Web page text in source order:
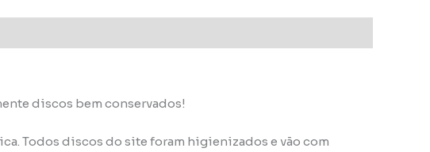
discos bem conservados!
Todos discos do site foram higienizados e vão com